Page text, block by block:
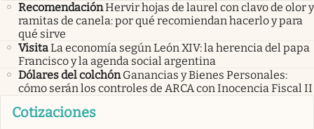
RecomendaciónHervir hojas de laurel con clavo de olor y
ramitas de canela: por qué recomiendan hacerlo y para
qué sirve
VisitaLa economía según León XIV: la herencia del papa
Francisco y la agenda social argentina
Dólares del colchón Ganancias y Bienes Personales:
cómo serán los controles de ARCA con Inocencia Fiscal II
Cotizaciones